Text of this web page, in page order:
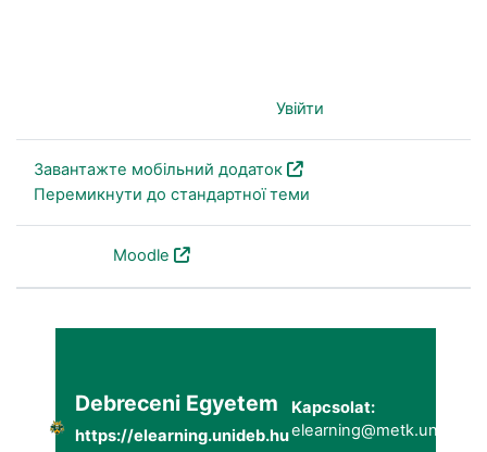
Увійти
Завантажте мобільний додаток
Перемикнути до стандартної теми
Moodle
Debreceni Egyetem
https://elearning.unideb.hu
Kapcsolat: